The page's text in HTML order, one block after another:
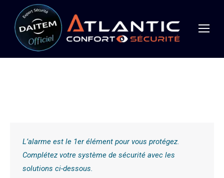
L’alarme est le 1er élément pour vous protégez.
Complétez votre système de sécurité avec les
solutions ci-dessous.